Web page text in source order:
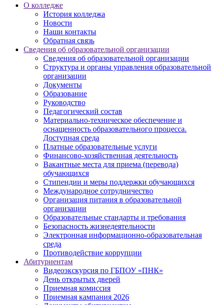
О колледже
История колледжа
Новости
Наши контакты
Обратная связь
Сведения об образовательной организации
Сведения об образовательной организации
Структура и органы управления образовательной
организации
Документы
Образование
Руководство
Педагогический состав
Материально-техническое обеспечение и
оснащенность образовательного процесса.
Доступная среда
Платные образовательные услуги
Финансово-хозяйственная деятельность
Вакантные места для приема (перевода)
обучающихся
Стипендии и меры поддержки обучающихся
Международное сотрудничество
Организация питания в образовательной
организации
Образовательные стандарты и требования
Безопасность жизнедеятельности
Электронная информационно-образовательная
среда
Противодействие коррупции
Абитуриентам
Видеоэкскурсия по ГБПОУ «ПНК»
День открытых дверей
Приемная комиссия
Приемная кампания 2026